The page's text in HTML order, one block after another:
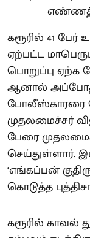
கரூரில் 41
ஏற்பட்ட
பொறுப்பு ஏற்க
ஆனால்
போலீஸ்காரரை
முதலமைச்சர்
பேரை
செய்துள்ளார்.
‘எங்கப்பன்
கொடுத்த
கரூரில் காவல்